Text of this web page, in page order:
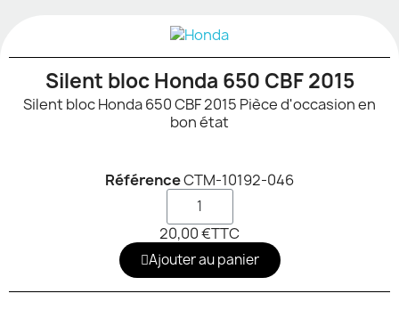
Silent bloc Honda 650 CBF 2015
Silent bloc Honda 650 CBF 2015 Pièce d'occasion en
bon état
RéférenceCTM-10192-046
20,00 €TTC
Ajouter au panier